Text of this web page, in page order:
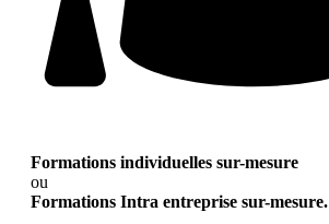
Formations individuelles sur-mesure
ou
Formations Intra entreprise sur-mesure.